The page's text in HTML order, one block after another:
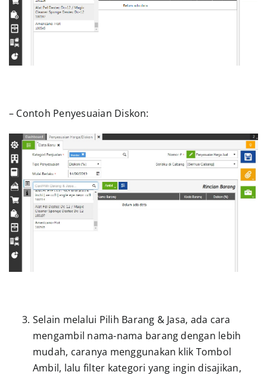
– Contoh Penyesuaian Diskon:
Selain melalui Pilih Barang & Jasa, ada cara
mengambil nama-nama barang dengan lebih
mudah, caranya menggunakan klik Tombol
Ambil, lalu filter kategori yang ingin disajikan,